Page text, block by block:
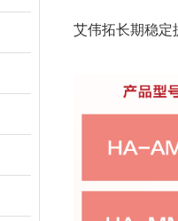
艾伟拓长期稳定